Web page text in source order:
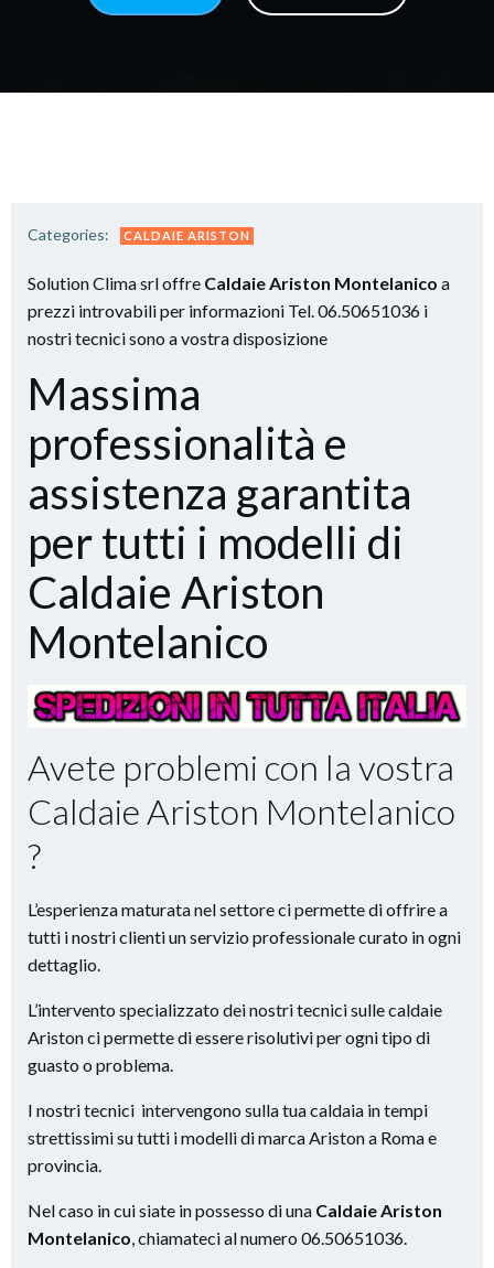
Categories: CALDAIE ARISTON
Solution Clima srl offre Caldaie Ariston Montelanico a
prezzi introvabili per informazioni Tel. 06.50651036 i
nostri tecnici sono a vostra disposizione
Massima
professionalità e
assistenza garantita
per tutti i modelli di
Caldaie Ariston
Montelanico
Avete problemi con la vostra
Caldaie Ariston Montelanico
?
L’esperienza maturata nel settore ci permette di offrire a
tutti i nostri clienti un servizio professionale curato in ogni
dettaglio.
L’intervento specializzato dei nostri tecnici sulle caldaie
Ariston ci permette di essere risolutivi per ogni tipo di
guasto o problema.
I nostri tecnici intervengono sulla tua caldaia in tempi
strettissimi su tutti i modelli di marca Ariston a Roma e
provincia.
Nel caso in cui siate in possesso di una Caldaie Ariston
Montelanico , chiamateci al numero 06.50651036.